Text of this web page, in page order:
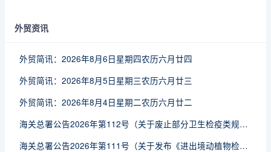
外贸资讯
外贸简讯：2026年8月6日星期四农历六月廿四
外贸简讯：2026年8月5日星期三农历六月廿三
外贸简讯：2026年8月4日星期二农历六月廿二
海关总署公告2026年第112号（关于废止部分卫生检疫类规范性文件的公告）
海关总署公告2026年第111号（关于发布《进出境动植物检疫处理监督管理工作规定》《进出境卫生处理监督管理工作规定》的公告）